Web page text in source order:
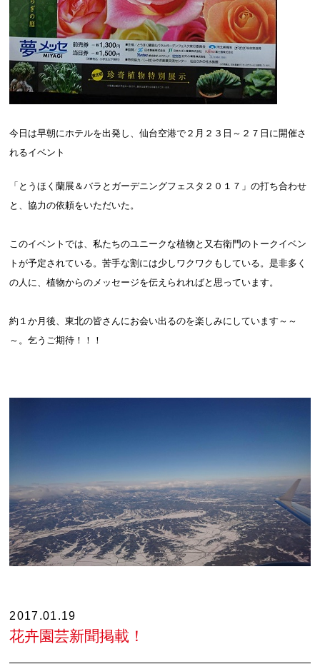
今日は早朝にホテルを出発し、仙台空港で２月２３日～２７日に開催さ
れるイベント
「とうほく蘭展＆バラとガーデニングフェスタ２０１７」の打ち合わせ
と、協力の依頼をいただいた。
このイベントでは、私たちのユニークな植物と又右衛門のトークイベン
トが予定されている。苦手な割には少しワクワクもしている。是非多く
の人に、植物からのメッセージを伝えられればと思っています。
約１か月後、東北の皆さんにお会い出るのを楽しみにしています～～
～。乞うご期待！！！
2017.01.19
花卉園芸新聞掲載！